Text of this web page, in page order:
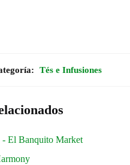
Tés e Infusiones